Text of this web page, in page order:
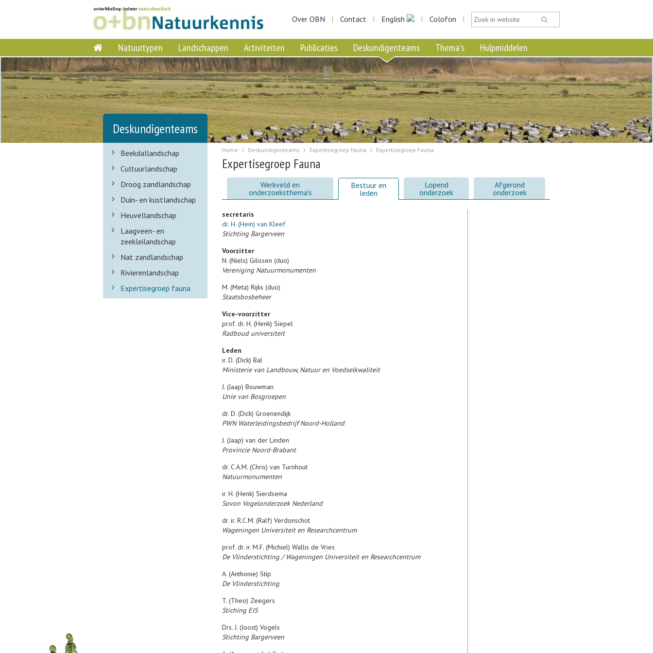
Over OBN | Contact | English | Colofon |
Natuurtypen Landschappen Activiteiten Publicaties Deskundigenteams Thema's Hulpmiddelen
Deskundigenteams
Beekdallandschap
Cultuurlandschap
Droog zandlandschap
Duin- en kustlandschap
Heuvellandschap
Laagveen- en
zeekleilandschap
Nat zandlandschap
Rivierenlandschap
Expertisegroep fauna
Home Deskundigenteams Expertisegroep fauna Expertisegroep Fauna
Expertisegroep Fauna
Werkveld en
onderzoeksthema's
Bestuur en
leden
Lopend
onderzoek
Afgerond
onderzoek
secretaris
dr. H. (Hein) van Kleef
Stichting Bargerveen
Voorzitter
N. (Niels) Gilissen (duo)
Vereniging Natuurmonumenten
M. (Meta) Rijks (duo)
Staatsbosbeheer
Vice-voorzitter
prof. dr. H. (Henk) Siepel
Radboud universiteit
Leden
ir. D. (Dick) Bal
Ministerie van Landbouw, Natuur en Voedselkwaliteit
J. (Jaap) Bouwman
Unie van Bosgroepen
dr. D. (Dick) Groenendijk
PWN Waterleidingsbedrijf Noord-Holland
J. (Jaap) van der Linden
Provincie Noord-Brabant
dr. C.A.M. (Chris) van Turnhout
Natuurmonumenten
ir. H. (Henk) Sierdsema
Sovon Vogelonderzoek Nederland
dr. ir. R.C.M. (Ralf) Verdonschot
Wageningen Universiteit en Researchcentrum
prof. dr. ir. M.F. (Michiel) Wallis de Vries
De Vlinderstichting / Wageningen Universiteit en Researchcentrum
A. (Anthonie) Stip
De Vlinderstichting
T. (Theo) Zeegers
Stiching EIS
Drs. J. (Joost) Vogels
Stichting Bargerveen